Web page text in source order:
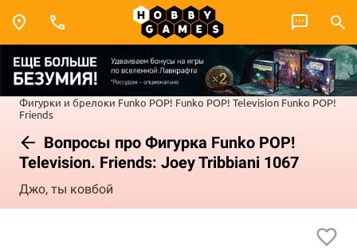
Фигурки и брелоки Funko POP! Funko POP! Television Funko POP!
Friends
Вопросы про Фигурка Funko POP!
Television. Friends: Joey Tribbiani 1067
Джо, ты ковбой